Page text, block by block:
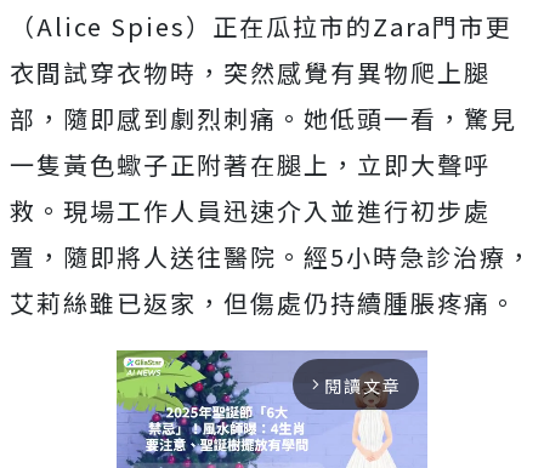
（Alice Spies）正在瓜拉市的Zara門市更
衣間試穿衣物時，突然感覺有異物爬上腿
部，隨即感到劇烈刺痛。她低頭一看，驚見
一隻黃色蠍子正附著在腿上，立即大聲呼
救。現場工作人員迅速介入並進行初步處
置，隨即將人送往醫院。經5小時急診治療，
艾莉絲雖已返家，但傷處仍持續腫脹疼痛。
arrow_forward_ios 閱讀文章